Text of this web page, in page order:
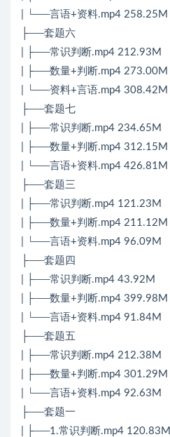
| └──言语+资料.mp4 258.25M
├──套题六
| ├──常识判断.mp4 212.93M
| ├──数量+判断.mp4 273.00M
| └──资料+言语.mp4 308.42M
├──套题七
| ├──常识判断.mp4 234.65M
| ├──数量+判断.mp4 312.15M
| └──言语+资料.mp4 426.81M
├──套题三
| ├──常识判断.mp4 121.23M
| ├──数量+判断.mp4 211.12M
| └──言语+资料.mp4 96.09M
├──套题四
| ├──常识判断.mp4 43.92M
| ├──数量+判断.mp4 399.98M
| └──言语+资料.mp4 91.84M
├──套题五
| ├──常识判断.mp4 212.38M
| ├──数量+判断.mp4 301.29M
| └──言语+资料.mp4 92.63M
├──套题一
| ├──1.常识判断.mp4 120.83M